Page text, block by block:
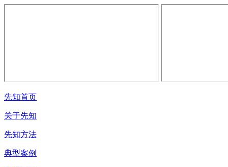
先知首页
关于先知
先知方法
典型案例